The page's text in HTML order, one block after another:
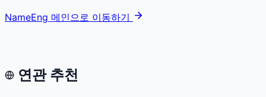
NameEng 메인으로 이동하기
연관 추천